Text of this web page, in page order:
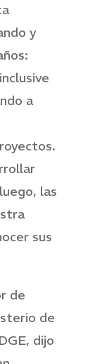
y
a
las
sus
de
de
dijo